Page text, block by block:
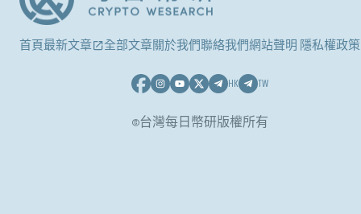
首頁最新文章 全部文章關於我們聯絡我們網站聲明 隱私權政策
HK TW
©台灣每日幣研版權所有